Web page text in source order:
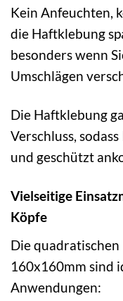
Kein Anfeuchten,
die Haftklebung
besonders wenn
Umschlägen
Die Haftklebung
Verschluss,
und geschützt
Vielseitige
Köpfe
Die
160x160mm sind
Anwendungen: